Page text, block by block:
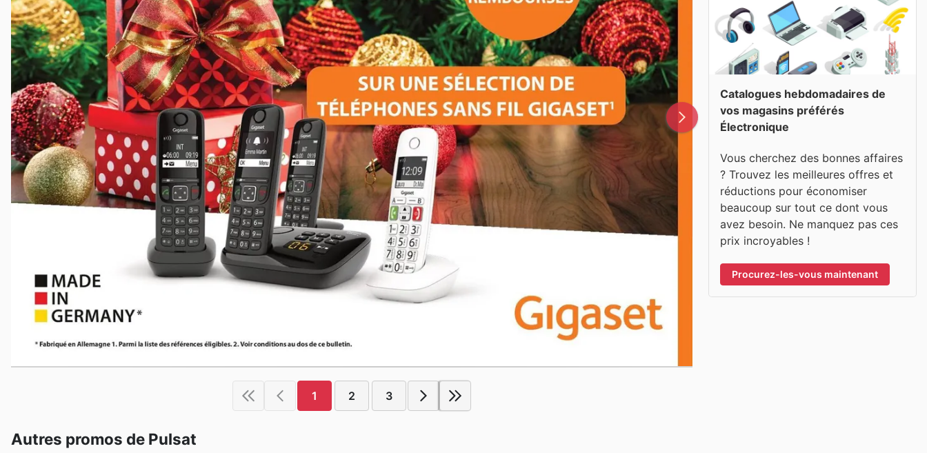
1 2 3
Autres promos de Pulsat
Catalogues hebdomadaires de
vos magasins préférés
Électronique
Vous cherchez des bonnes affaires
? Trouvez les meilleures offres et
réductions pour économiser
beaucoup sur tout ce dont vous
avez besoin. Ne manquez pas ces
prix incroyables !
Procurez-les-vous maintenant